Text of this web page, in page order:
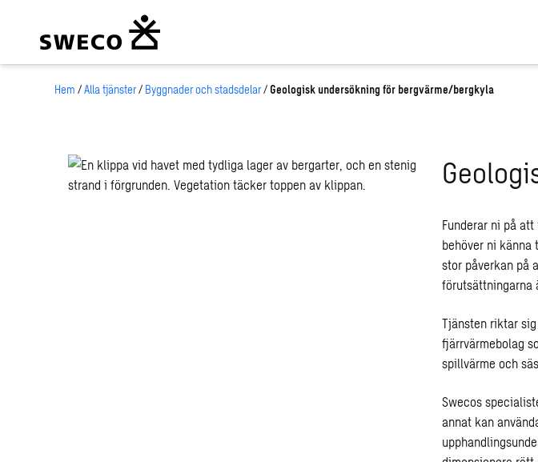
Hem /Alla tjänster/ Byggnader och stadsdelar/ Geologisk undersökning för bergvärme/bergkyla
Funderar ni på
behöver ni
stor påverkan på
förutsättningarna
Tjänsten riktar
fjärrvärmebolag
spillvärme och
Swecos
annat kan